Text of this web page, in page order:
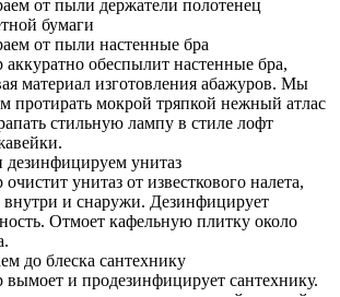
от пыли держатели полотенец
бумаги
от пыли настенные бра
обеспылит настенные бра,
материал изготовления абажуров. Мы
протирать мокрой тряпкой нежный атлас
стильную лампу в стиле лофт
унитаз
унитаз от известкового налета,
внутри и снаружи. Дезинфицирует
Отмоет кафельную плитку около
до блеска сантехнику
вымоет и продезинфицирует сантехнику.